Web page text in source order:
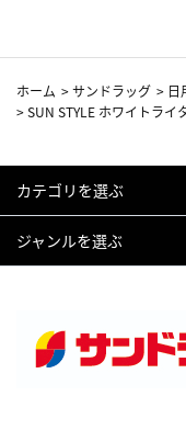
ホーム >サンドラッグ > 日
>SUN STYLE ホワイトラ
カテゴリを選ぶ
ジャンルを選ぶ